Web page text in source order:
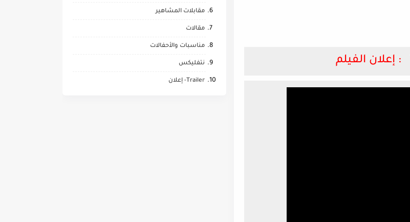
مقابلات المشاهير
مقالات
مناسبات والأحفالات
نتفليكس
Trailer- إعلان